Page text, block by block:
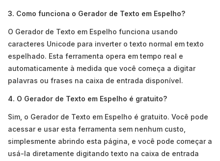
3. Como funciona o Gerador de Texto em Espelho?
O Gerador de Texto em Espelho funciona usando
caracteres Unicode para inverter o texto normal em texto
espelhado. Esta ferramenta opera em tempo real e
automaticamente à medida que você começa a digitar
palavras ou frases na caixa de entrada disponível.
4. O Gerador de Texto em Espelho é gratuito?
Sim, o Gerador de Texto em Espelho é gratuito. Você pode
acessar e usar esta ferramenta sem nenhum custo,
simplesmente abrindo esta página, e você pode começar a
usá-la diretamente digitando texto na caixa de entrada